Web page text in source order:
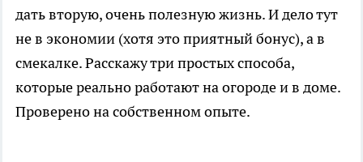
дать вторую, очень полезную жизнь. И дело тут
не в экономии (хотя это приятный бонус), а в
смекалке. Расскажу три простых способа,
которые реально работают на огороде и в доме.
Проверено на собственном опыте.